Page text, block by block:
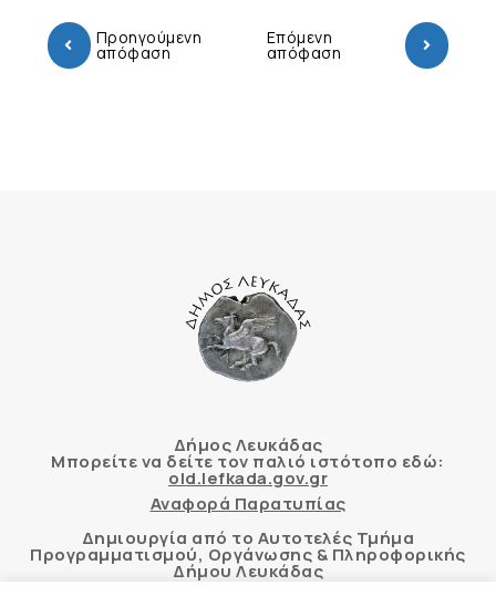
Προηγούμενη
απόφαση
Επόμενη
απόφαση
Δήμος Λευκάδας
Μπορείτε να δείτε τον παλιό ιστότοπο εδώ:
old.lefkada.gov.gr
Αναφορά Παρατυπίας
Δημιουργία από το Αυτοτελές Τμήμα
Προγραμματισμού, Οργάνωσης & Πληροφορικής
Δήμου Λευκάδας